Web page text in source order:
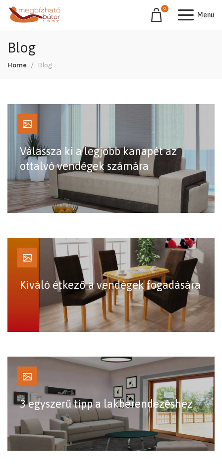
0
Menu
Blog
Home Blog
Válassza ki a legjobb kanapét az
ottalvó vendégek számára
Kiváló étkező a vendégek fogadására
3 egyszerű tipp a lakberendezéshez